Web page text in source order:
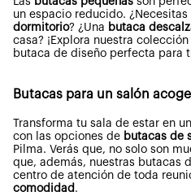
un espacio reducido. ¿Necesitas
dormitorio? ¿Una butaca
casa? ¡Explora nuestra
butaca de diseño perfecta para
Butacas para un salón
Transforma tu sala de estar en
con las opciones de butacas de
Pilma. Verás que, no solo son
que, además, nuestras butacas
centro de atención de toda
comodidad .